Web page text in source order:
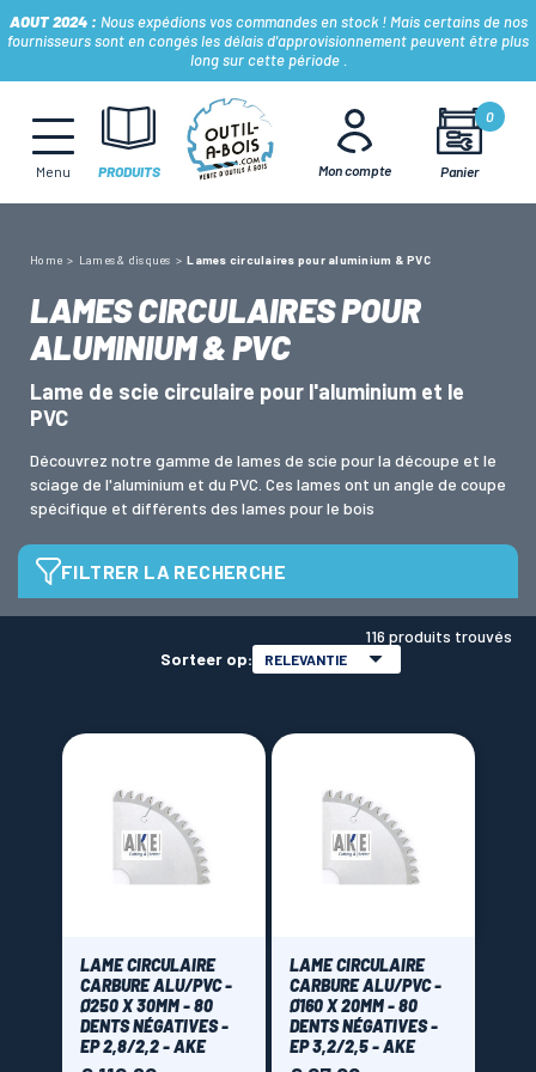
AOUT 2024 : Nous expédions vos commandes en stock ! Mais certains de nos
fournisseurs sont en congés les délais d'approvisionnement peuvent être plus
long sur cette période .
Menu PRODUITS Mon compte Panier
0
MÈCHES, FRAISES & FORETS
LAMES & DISQUES
CONSOMMABLES
OUTILS À MAIN
FERS & PLAQUETTES
LAMES SCIES RUBAN
Home Lames & disques Lames circulaires pour aluminium & PVC
LAMES CIRCULAIRES POUR
ALUMINIUM & PVC
Lame de scie circulaire pour l'aluminium et le
PVC
Découvrez notre gamme de lames de scie pour la découpe et le
sciage de l'aluminium et du PVC. Ces lames ont un angle de coupe
spécifique et différents des lames pour le bois
FILTRER LA RECHERCHE
Diamètre de lame
alésage de lame
Epaisseur de rainure
Epaisseur
1,6 mm(1)
1,8 mm(6)
116 produits trouvés
Sorteer op:
RELEVANTIE
LAME CIRCULAIRE
CARBURE ALU/PVC -
Ø250 X 30MM - 80
DENTS NÉGATIVES -
EP 2,8/2,2 - AKE
LAME CIRCULAIRE
CARBURE ALU/PVC -
Ø160 X 20MM - 80
DENTS NÉGATIVES -
EP 3,2/2,5 - AKE